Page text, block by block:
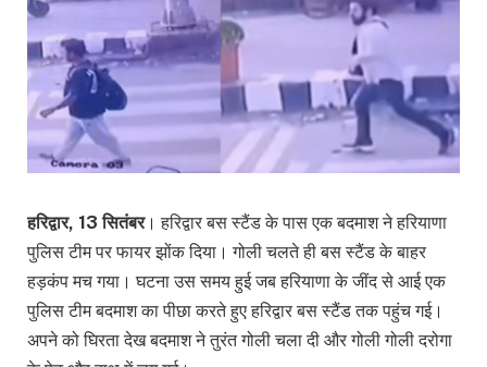
हरिद्वार, 13 सितंबर। हरिद्वार बस स्टैंड के पास एक बदमाश ने हरियाणा
पुलिस टीम पर फायर झोंक दिया। गोली चलते ही बस स्टैंड के बाहर
हड़कंप मच गया। घटना उस समय हुई जब हरियाणा के जींद से आई एक
पुलिस टीम बदमाश का पीछा करते हुए हरिद्वार बस स्टैंड तक पहुंच गई।
अपने को घिरता देख बदमाश ने तुरंत गोली चला दी और गोली गोली दरोगा